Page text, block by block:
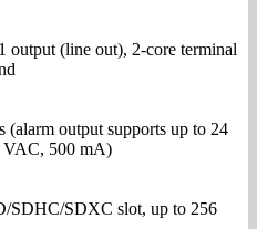
output (line out), 2-core terminal
(alarm output supports up to 24
500 mA)
SDHC/SDXC slot, up to 256